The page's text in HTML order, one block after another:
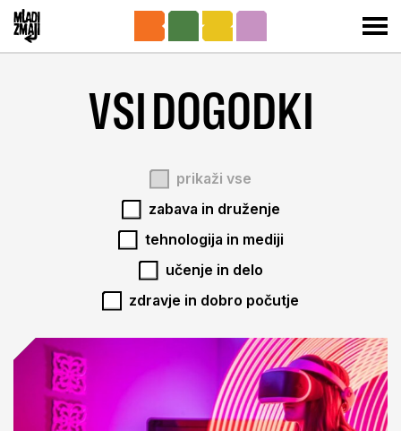
VSI DOGODKI
prikaži vse
zabava in druženje
tehnologija in mediji
učenje in delo
zdravje in dobro počutje